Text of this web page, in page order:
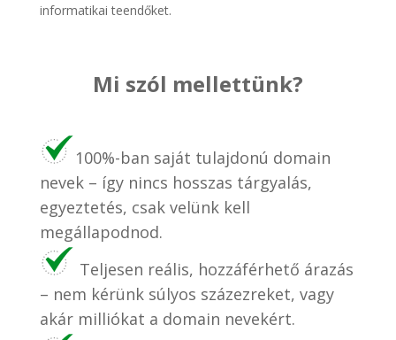
informatikai teendőket.
Mi szól mellettünk?
100%-ban saját tulajdonú domain
nevek – így nincs hosszas tárgyalás,
egyeztetés, csak velünk kell
megállapodnod.
Teljesen reális, hozzáférhető árazás
– nem kérünk súlyos százezreket, vagy
akár milliókat a domain nevekért.